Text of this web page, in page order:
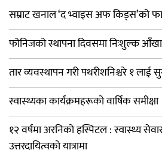
सम्राट खनाल ‘द भ्वाइस अफ किड्स’को
फोनिजको स्थापना दिवसमा निःशुल्क
तार व्यवस्थापन गरी पथरीशनिश्चरे १ लाई
स्वास्थ्यका कार्यक्रमहरूको वार्षिक समीक्षा
१२ वर्षमा अरनिको हस्पिटल : स्वास्थ्य
उत्तरदायित्वको यात्रामा